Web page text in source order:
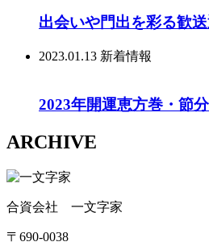
出会いや門出を彩る歓
2023.01.13 新着情報
2023年開運恵方巻・節
ARCHIVE
合資会社 一文字家
〒690-0038